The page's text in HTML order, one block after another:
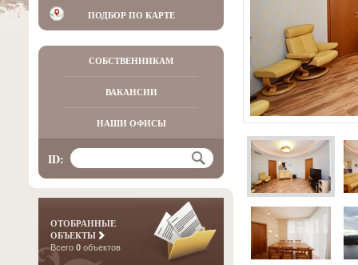
ПОДБОР ПО КАРТЕ
СОБСТВЕННИКАМ
ВАКАНСИИ
НАШИ ОФИСЫ
ID:
ОТОБРАННЫЕ
ОБЪЕКТЫ
Всего 0 объектов